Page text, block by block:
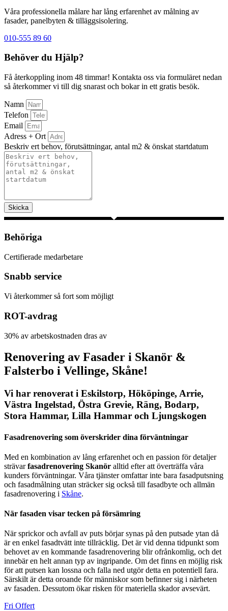
Våra professionella målare har lång erfarenhet av målning av
fasader, panelbyten & tilläggsisolering.
010-555 89 60
Behöver du Hjälp?
Få återkoppling inom 48 timmar! Kontakta oss via formuläret nedan
så återkommer vi till dig snarast och bokar in ett gratis besök.
Namn
Telefon
Email
Adress + Ort
Beskriv ert behov, förutsättningar, antal m2 & önskat startdatum
Skicka
Behöriga
Certifierade medarbetare
Snabb service
Vi återkommer så fort som möjligt
ROT-avdrag
30% av arbetskostnaden dras av
Renovering av Fasader i Skanör &
Falsterbo i Vellinge, Skåne!
Vi har renoverat i Eskilstorp, Hököpinge, Arrie,
Västra Ingelstad, Östra Grevie, Räng, Bodarp,
Stora Hammar, Lilla Hammar och Ljungskogen
Fasadrenovering som överskrider dina förväntningar
Med en kombination av lång erfarenhet och en passion för detaljer
strävarfasadrenovering Skanör alltid efter att överträffa våra
kunders förväntningar. Våra tjänster omfattar inte bara fasadputsning
och fasadmålning utan sträcker sig också till fasadbyte och allmän
fasadrenovering i Skåne.
När fasaden visar tecken på försämring
När sprickor och avfall av puts börjar synas på den putsade ytan då
är en enkel fasadtvätt inte tillräcklig. Det är vid denna tidpunkt som
behovet av en kommande fasadrenovering blir ofrånkomlig, och det
innebär en helt annan typ av ingripande. Om det finns en möjlig risk
för att putsen kan lossna och falla ned utgör detta en potentiell fara.
Särskilt är detta oroande för människor som befinner sig i närheten
av fasaden. Dessutom ökar risken för materiella skador avsevärt.
Fri Offert